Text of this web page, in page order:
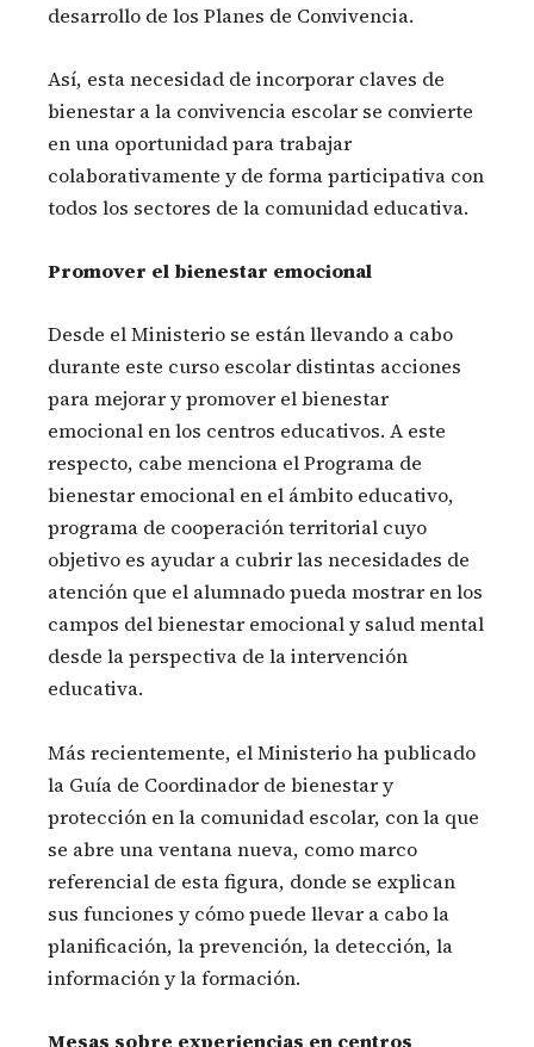
desarrollo de los Planes de Convivencia.
Así, esta necesidad de incorporar claves de
bienestar a la convivencia escolar se convierte
en una oportunidad para trabajar
colaborativamente y de forma participativa con
todos los sectores de la comunidad educativa.
Promover el bienestar emocional
Desde el Ministerio se están llevando a cabo
durante este curso escolar distintas acciones
para mejorar y promover el bienestar
emocional en los centros educativos. A este
respecto, cabe menciona el Programa de
bienestar emocional en el ámbito educativo,
programa de cooperación territorial cuyo
objetivo es ayudar a cubrir las necesidades de
atención que el alumnado pueda mostrar en los
campos del bienestar emocional y salud mental
desde la perspectiva de la intervención
educativa.
Más recientemente, el Ministerio ha publicado
la Guía de Coordinador de bienestar y
protección en la comunidad escolar, con la que
se abre una ventana nueva, como marco
referencial de esta figura, donde se explican
sus funciones y cómo puede llevar a cabo la
planificación, la prevención, la detección, la
información y la formación.
Mesas sobre experiencias en centros